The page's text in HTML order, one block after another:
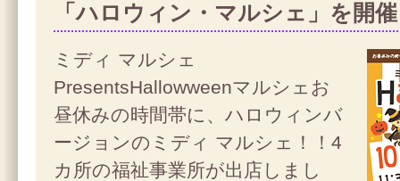
「ハロウィン・マルシェ」を開
ミディ マルシェ
PresentsHallowweenマルシェお
昼休みの時間帯に、ハロウィンバ
ージョンのミディ マルシェ！！4
カ所の福祉事業所が出店しまし